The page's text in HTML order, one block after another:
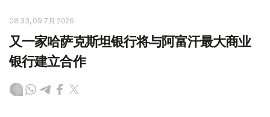
08:33, 09 7月 2026
又一家哈萨克斯坦银行将与阿富汗最大商业
银行建立合作